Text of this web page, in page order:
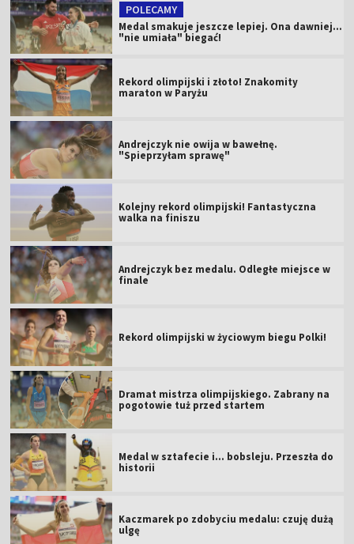
POLECAMY
Medal smakuje jeszcze lepiej. Ona dawniej...
"nie umiała" biegać!
Rekord olimpijski i złoto! Znakomity
maraton w Paryżu
Andrejczyk nie owija w bawełnę.
"Spieprzyłam sprawę"
Kolejny rekord olimpijski! Fantastyczna
walka na finiszu
Andrejczyk bez medalu. Odległe miejsce w
finale
Rekord olimpijski w życiowym biegu Polki!
Dramat mistrza olimpijskiego. Zabrany na
pogotowie tuż przed startem
Medal w sztafecie i... bobsleju. Przeszła do
historii
Kaczmarek po zdobyciu medalu: czuję dużą
ulgę